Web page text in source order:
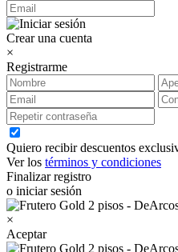
Crear una cuenta
×
Registrarme
Quiero recibir descuentos
Ver los términos y condiciones
Finalizar registro
o iniciar sesión
×
Aceptar